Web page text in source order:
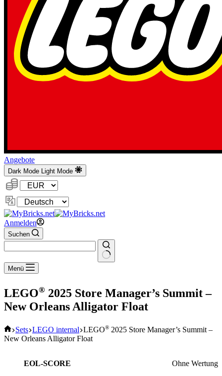
Angebote
Dark Mode Light Mode
Währung:
Sprache
ändern
Anmelden
Suchen
Keine
Ergebnisse
Menü
LEGO® 2025 Store Manager’s Summit –
New Orleans Alligator Float
Start
Sets LEGO internal LEGO® 2025 Store Manager’s Summit –
New Orleans Alligator Float
EOL-SCORE Ohne Wertung